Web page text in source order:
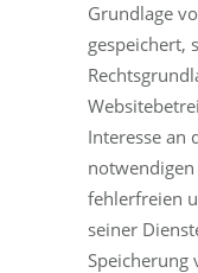
Grundlage
gespeichert,
Interesse an
fehlerfreien
seiner
Speicherung